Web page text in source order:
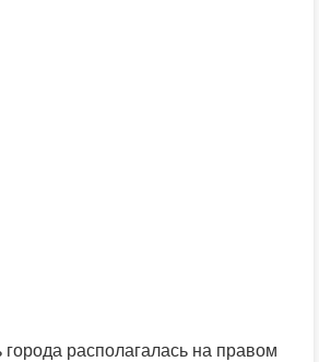
города располагалась на правом